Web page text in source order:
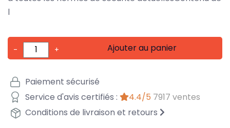
l
- + Ajouter au panier
Paiement sécurisé
Service d'avis certifiés :
4.4/5 7917 ventes
Conditions de livraison et retours